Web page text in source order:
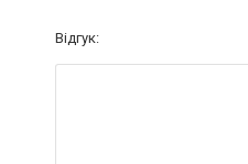
Відгук: